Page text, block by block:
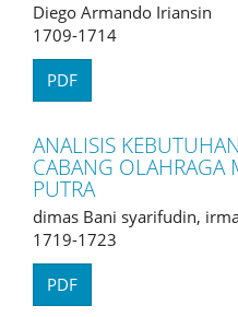
Diego Armando Iriansin
1709-1714
PDF
ANALISIS
CABANG OLAHRAGA
PUTRA
dimas Bani syarifudin,
1719-1723
PDF